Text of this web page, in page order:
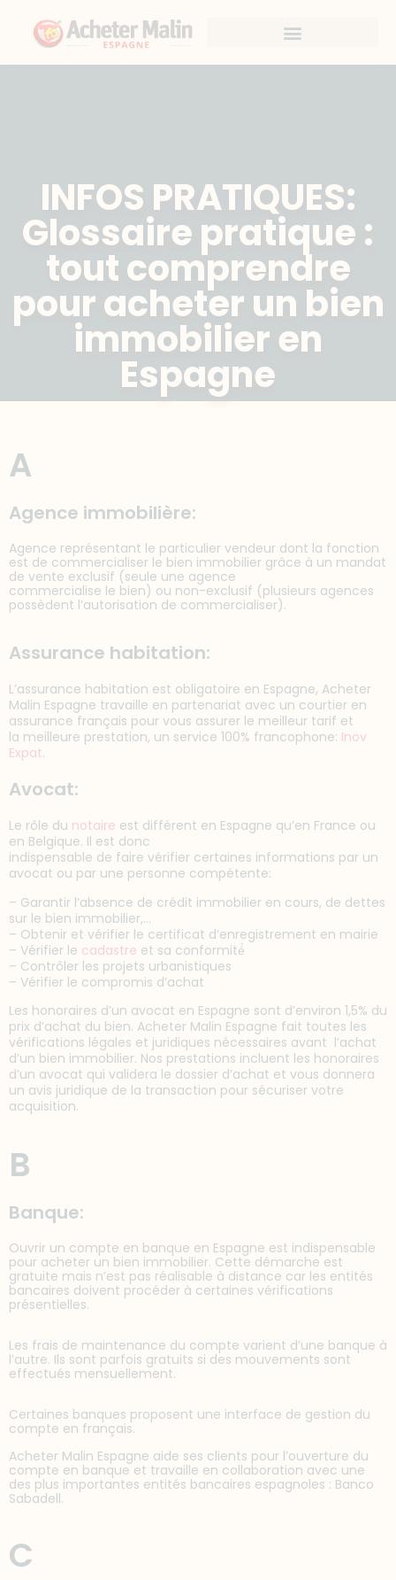
INFOS PRATIQUES:
Glossaire pratique :
tout comprendre
pour acheter un bien
immobilier en
Espagne
A
Agence immobilière:
Agence représentant le particulier vendeur dont la fonction
est de commercialiser le bien immobilier grâce à un mandat
de vente exclusif (seule une agence
commercialise le bien) ou non-exclusif (plusieurs agences
possèdent l’autorisation de commercialiser).
Assurance habitation:
L’assurance habitation est obligatoire en Espagne, Acheter
Malin Espagne travaille en partenariat avec un courtier en
assurance français pour vous assurer le meilleur tarif et
la meilleure prestation, un service 100% francophone: Inov
Expat.
Avocat:
Le rôle du notaire est différent en Espagne qu’en France ou
en Belgique. Il est donc
indispensable de faire vérifier certaines informations par un
avocat ou par une personne compétente:
– Garantir l’absence de crédit immobilier en cours, de dettes
sur le bien immobilier,…
– Obtenir et vérifier le certificat d’enregistrement en mairie
– Vérifier le cadastre et sa conformité́
– Contrôler les projets urbanistiques
– Vérifier le compromis d’achat
Les honoraires d’un avocat en Espagne sont d’environ 1,5% du
prix d’achat du bien. Acheter Malin Espagne fait toutes les
vérifications légales et juridiques nécessaires avant l’achat
d’un bien immobilier. Nos prestations incluent les honoraires
d’un avocat qui validera le dossier d’achat et vous donnera
un avis juridique de la transaction pour sécuriser votre
acquisition.
B
Banque:
Ouvrir un compte en banque en Espagne est indispensable
pour acheter un bien immobilier. Cette démarche est
gratuite mais n’est pas réalisable à distance car les entités
bancaires doivent procéder à certaines vérifications
présentielles.
Les frais de maintenance du compte varient d’une banque à
l’autre. Ils sont parfois gratuits si des mouvements sont
effectués mensuellement.
Certaines banques proposent une interface de gestion du
compte en français.
Acheter Malin Espagne aide ses clients pour l’ouverture du
compte en banque et travaille en collaboration avec une
des plus importantes entités bancaires espagnoles : Banco
Sabadell.
C